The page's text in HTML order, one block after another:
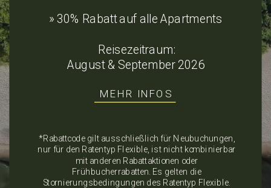
EIN ORT, AN
DEM
ANKOMMEN
SICH WIE
HEIMKOMMEN
ANFÜHLT.
» 30% Rabatt auf alle Apartments
Reisezeitraum:
August & September 2026
*Rabattcode gilt ausschließlich für Neubuchungen,
nur für den Ratentyp Flexible, ist nicht kombinierbar
mit anderen Rabattaktionen oder
Frühbucherrabatten. Es gelten die
Stornierungsbedingungen des Ratentyp Flexible.
MEHR INFOS